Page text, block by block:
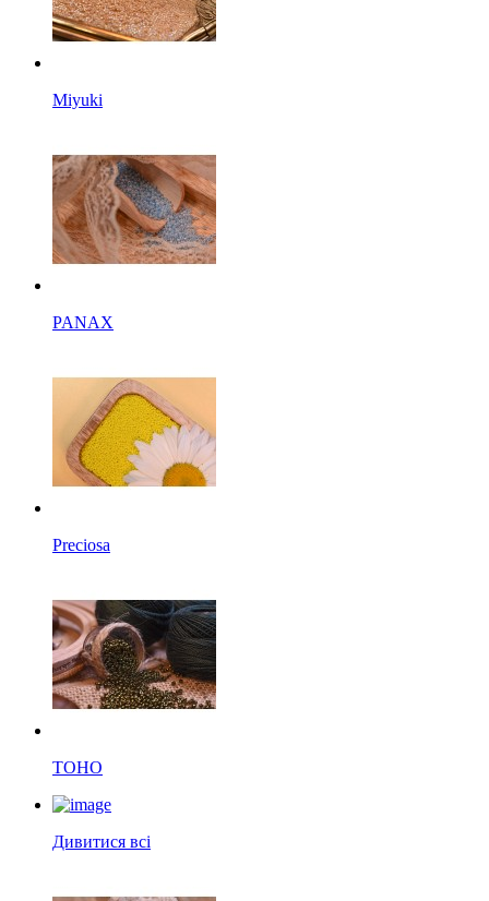
Miyuki
PANAX
Preciosa
TOHO
Дивитися всі